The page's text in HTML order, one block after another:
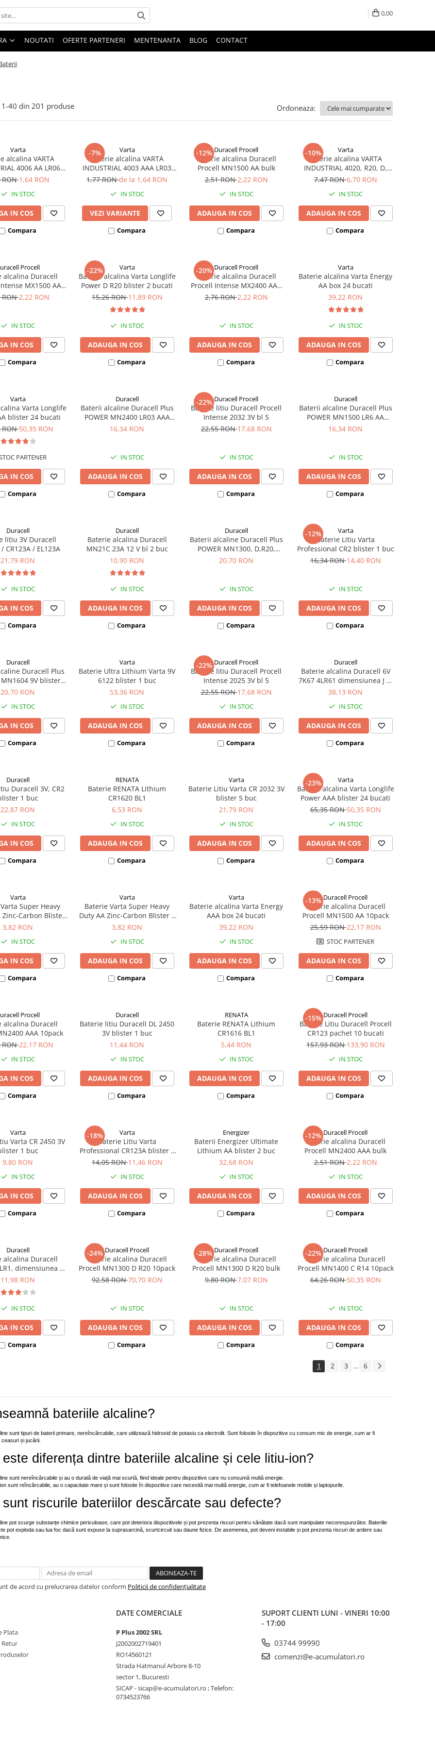
0,00
NOUTATI OFERTE PARTENERI MENTENANTA BLOG CONTACT
1-40 din 201 produse Ordoneaza:
Varta
alcalina VARTA
4006 AA LR06
1.5V bulk
RON1,64 RON
IN STOC
IN COS
Compara
-7% Varta
Baterie alcalina VARTA
INDUSTRIAL 4003 AAA LR03
1.5V
1,77 RONde la 1,64 RON
IN STOC
VEZI VARIANTE
Compara
-12% Duracell Procell
Baterie alcalina Duracell
Procell MN1500 AA bulk
2,51 RON2,22 RON
IN STOC
ADAUGA IN COS
Compara
-10% Varta
Baterie alcalina VARTA
INDUSTRIAL 4020, R20, D,
1.5V, bulk
7,47 RON6,70 RON
IN STOC
ADAUGA IN COS
Compara
Procell
alcalina Duracell
MX1500 AA
bulk
RON2,22 RON
IN STOC
IN COS
Compara
-22% Varta
Baterie alcalina Varta Longlife
Power D R20 blister 2 bucati
15,26 RON11,89 RON
IN STOC
ADAUGA IN COS
Compara
-20% Duracell Procell
Baterie alcalina Duracell
Procell Intense MX2400 AAA
bulk
2,76 RON2,22 RON
IN STOC
ADAUGA IN COS
Compara
Varta
Baterie alcalina Varta Energy
AA box 24 bucati
39,22 RON
IN STOC
ADAUGA IN COS
Compara
Varta
Varta Longlife
blister 24 bucati
RON50,35 RON
PARTENER
IN COS
Compara
Duracell
Baterii alcaline Duracell Plus
POWER MN2400 LR03 AAA
blister 4 buc
16,34 RON
IN STOC
ADAUGA IN COS
Compara
-22% Duracell Procell
Baterie litiu Duracell Procell
Intense 2032 3V bl 5
22,55 RON17,68 RON
IN STOC
ADAUGA IN COS
Compara
Duracell
Baterii alcaline Duracell Plus
POWER MN1500 LR6 AA
blister de 4 buc
16,34 RON
IN STOC
ADAUGA IN COS
Compara
Duracell
litiu 3V Duracell
CR123A / EL123A
21,79 RON
IN STOC
IN COS
Compara
Duracell
Baterie alcalina Duracell
MN21C 23A 12 V bl 2 buc
10,90 RON
IN STOC
ADAUGA IN COS
Compara
Duracell
Baterii alcaline Duracell Plus
POWER MN1300, D,R20,
blister de 2 buc
20,70 RON
IN STOC
ADAUGA IN COS
Compara
-12% Varta
Baterie Litiu Varta
Professional CR2 blister 1 buc
16,34 RON14,40 RON
IN STOC
ADAUGA IN COS
Compara
Duracell
Duracell Plus
MN1604 9V blister
1buc
20,70 RON
IN STOC
IN COS
Compara
Varta
Baterie Ultra Lithium Varta 9V
6122 blister 1 buc
53,36 RON
IN STOC
ADAUGA IN COS
Compara
-22% Duracell Procell
Baterie litiu Duracell Procell
Intense 2025 3V bl 5
22,55 RON17,68 RON
IN STOC
ADAUGA IN COS
Compara
Duracell
Baterie alcalina Duracell 6V
7K67 4LR61 dimensiunea J bl
1 buc
38,13 RON
IN STOC
ADAUGA IN COS
Compara
Duracell
Duracell 3V, CR2
1 buc
22,87 RON
IN STOC
IN COS
Compara
RENATA
Baterie RENATA Lithium
CR1620 BL1
6,53 RON
IN STOC
ADAUGA IN COS
Compara
Varta
Baterie Litiu Varta CR 2032 3V
blister 5 buc
21,79 RON
IN STOC
ADAUGA IN COS
Compara
-23% Varta
Baterie alcalina Varta Longlife
Power AAA blister 24 bucati
65,35 RON50,35 RON
IN STOC
ADAUGA IN COS
Compara
Varta
Super Heavy
Zinc-Carbon Blister
4 buc
3,82 RON
IN STOC
IN COS
Compara
Varta
Baterie Varta Super Heavy
Duty AA Zinc-Carbon Blister 4
buc
3,82 RON
IN STOC
ADAUGA IN COS
Compara
Varta
Baterie alcalina Varta Energy
AAA box 24 bucati
39,22 RON
IN STOC
ADAUGA IN COS
Compara
-13% Duracell Procell
Baterie alcalina Duracell
Procell MN1500 AA 10pack
25,59 RON22,17 RON
STOC PARTENER
ADAUGA IN COS
Compara
Procell
alcalina Duracell
AAA 10pack
RON22,17 RON
IN STOC
IN COS
Compara
Duracell
Baterie litiu Duracell DL 2450
3V blister 1 buc
11,44 RON
IN STOC
ADAUGA IN COS
Compara
RENATA
Baterie RENATA Lithium
CR1616 BL1
5,44 RON
IN STOC
ADAUGA IN COS
Compara
-15% Duracell Procell
Baterie Litiu Duracell Procell
CR123 pachet 10 bucati
157,93 RON133,90 RON
IN STOC
ADAUGA IN COS
Compara
Varta
Varta CR 2450 3V
1 buc
9,80 RON
IN STOC
IN COS
Compara
-18% Varta
Baterie Litiu Varta
Professional CR123A blister 1
buc
14,05 RON11,46 RON
IN STOC
ADAUGA IN COS
Compara
Energizer
Baterii Energizer Ultimate
Lithium AA blister 2 buc
32,68 RON
IN STOC
ADAUGA IN COS
Compara
-12% Duracell Procell
Baterie alcalina Duracell
Procell MN2400 AAA bulk
2,51 RON2,22 RON
IN STOC
ADAUGA IN COS
Compara
Duracell
alcalina Duracell
dimensiunea N,
blister 2 buc
11,98 RON
IN STOC
IN COS
Compara
-24% Duracell Procell
Baterie alcalina Duracell
Procell MN1300 D R20 10pack
92,58 RON70,70 RON
IN STOC
ADAUGA IN COS
Compara
-28% Duracell Procell
Baterie alcalina Duracell
Procell MN1300 D R20 bulk
9,80 RON7,07 RON
IN STOC
ADAUGA IN COS
Compara
-22% Duracell Procell
Baterie alcalina Duracell
Procell MN1400 C R14 10pack
64,26 RON50,35 RON
IN STOC
ADAUGA IN COS
Compara
1 2 3 ... 6
bateriile alcaline?
sunt tipuri de baterii primare, nereîncărcabile, care utilizează hidroxid de potasiu ca electrolit. Sunt folosite în dispozitive cu consum mic de energie, cum ar fi
și jucării.
este diferența dintre bateriile alcaline și cele litiu-ion?
sunt nereîncărcabile și au o durată de viață mai scurtă, fiind ideale pentru dispozitive care nu consumă multă energie.
sunt reîncărcabile, au o capacitate mare și sunt folosite în dispozitive care necesită mai multă energie, cum ar fi telefoanele mobile și laptopurile.
sunt riscurile bateriilor descărcate sau defecte?
pot scurge substanțe chimice periculoase, care pot deteriora dispozitivele și pot prezenta riscuri pentru sănătate dacă sunt manipulate necorespunzător. Bateriile
pot exploda sau lua foc dacă sunt expuse la suprasarcină, scurtcircuit sau daune fizice. De asemenea, pot deveni instabile și pot prezenta riscuri de ardere sau
de acord cu prelucrarea datelor conform Politicii de confidențialitate
Plata
Retur
DATE COMERCIALE
P Plus 2002 SRL
J2002002719401
RO14560121
Strada Hatmanul Arbore 8-10
sector 1, Bucuresti
SICAP - sicap@e-acumulatori.ro ; Telefon:
0734523766
SUPORT CLIENTI LUNI - VINERI 10:00
- 17:00
03744 99990
comenzi@e-acumulatori.ro